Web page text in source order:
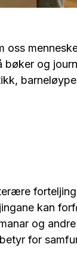
oss
bøker og
kan
og andre
for